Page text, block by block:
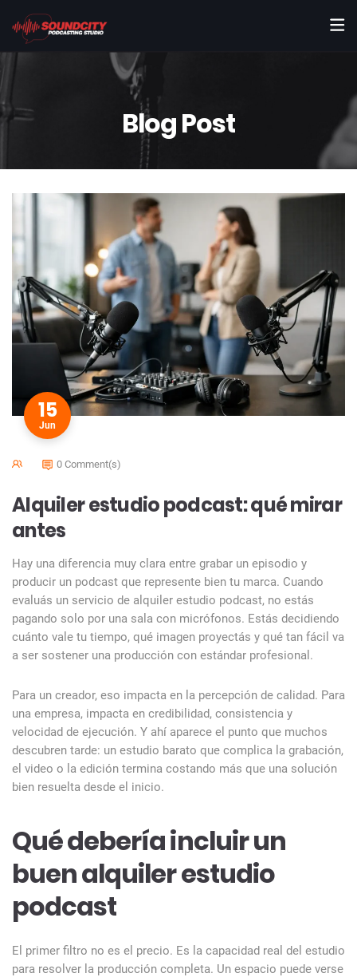
Blog Post
15
Jun
0 Comment(s)
Alquiler estudio podcast: qué mirar
antes
Hay una diferencia muy clara entre grabar un episodio y
producir un podcast que represente bien tu marca. Cuando
evaluás un servicio de alquiler estudio podcast, no estás
pagando solo por una sala con micrófonos. Estás decidiendo
cuánto vale tu tiempo, qué imagen proyectás y qué tan fácil va
a ser sostener una producción con estándar profesional.
Para un creador, eso impacta en la percepción de calidad. Para
una empresa, impacta en credibilidad, consistencia y
velocidad de ejecución. Y ahí aparece el punto que muchos
descubren tarde: un estudio barato que complica la grabación,
el video o la edición termina costando más que una solución
bien resuelta desde el inicio.
Qué debería incluir un
buen alquiler estudio
podcast
El primer filtro no es el precio. Es la capacidad real del estudio
para resolver la producción completa. Un espacio puede verse